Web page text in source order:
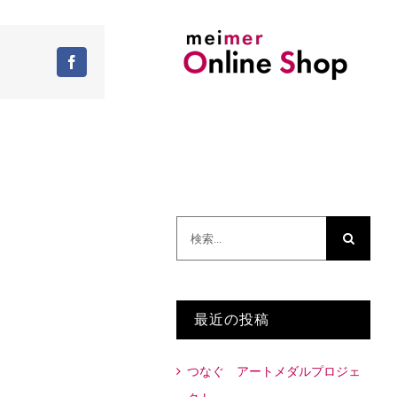
最近の投稿
つなぐ アートメダルプロジェ